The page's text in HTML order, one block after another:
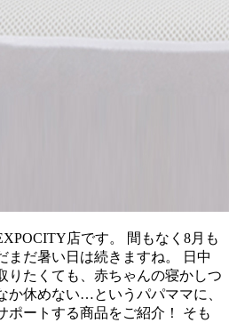
店です。 間もなく8月も
まだ暑い日は続きますね。 日中
りたくても、赤ちゃんの寝かしつ
か休めない…というパパママに、
ポートする商品をご紹介！ そも